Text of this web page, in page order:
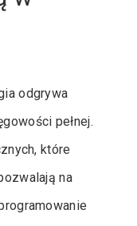
odgrywa
pełnej.
które
na